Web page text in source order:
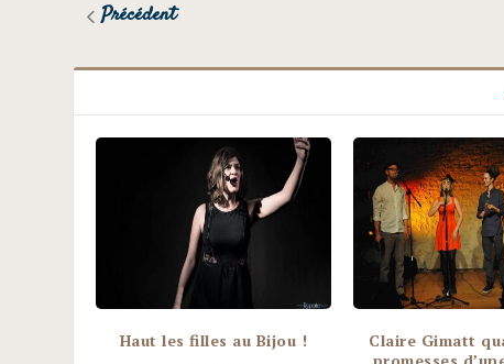
Précédent
Haut les filles au Bijou !
Claire Gimatt